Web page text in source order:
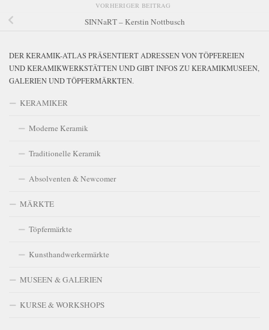
VORHERIGER BEITRAG
SINNaRT – Kerstin Nottbusch
DER KERAMIK-ATLAS PRÄSENTIERT ADRESSEN VON TÖPFEREIEN
UND KERAMIKWERKSTÄTTEN UND GIBT INFOS ZU KERAMIKMUSEEN,
GALERIEN UND TÖPFERMÄRKTEN.
KERAMIKER
Moderne Keramik
Traditionelle Keramik
Absolventen & Newcomer
MÄRKTE
Töpfermärkte
Kunsthandwerkermärkte
MUSEEN & GALERIEN
KURSE & WORKSHOPS